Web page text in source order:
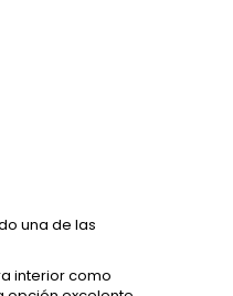
una de las
interior como